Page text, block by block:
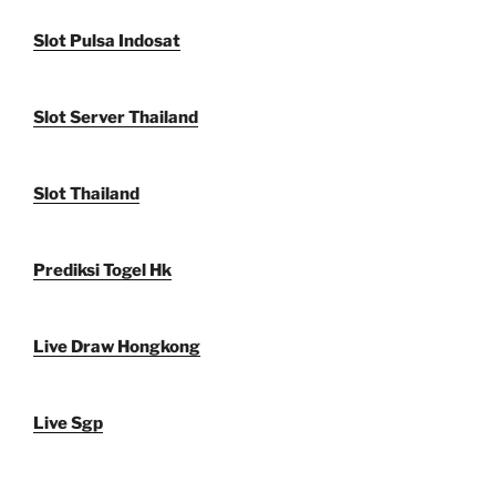
Slot Pulsa Indosat
Slot Server Thailand
Slot Thailand
Prediksi Togel Hk
Live Draw Hongkong
Live Sgp